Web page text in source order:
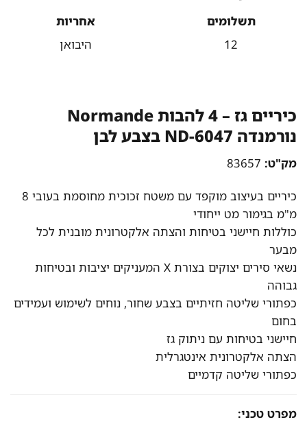
תשלומים
12
אחריות
היבואן
כיריים גז – 4 להבות Normande
נורמנדה ND-6047 בצבע לבן
מק"ט:83657
כיריים בעיצוב מוקפד עם משטח זכוכית מחוסמת בעובי 8
מ"מ בגימור מט ייחודי
כוללות חיישני בטיחות והצתה אלקטרונית מובנית לכל
מבער
נשאי סירים יצוקים בצורת X המעניקים יציבות ובטיחות
גבוהה
כפתורי שליטה חזיתיים בצבע שחור, נוחים לשימוש ועמידים
בחום
חיישני בטיחות עם ניתוק גז
הצתה אלקטרונית אינטגרלית
כפתורי שליטה קדמיים
מפרט טכני: